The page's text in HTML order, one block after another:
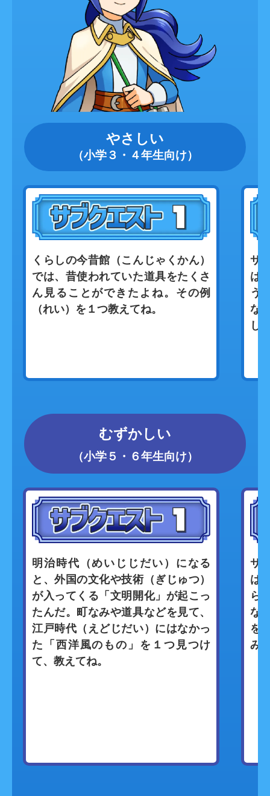
やさしい
（小学３・４年生向け）
くらしの今昔館（こんじゃくかん）
では、昔使われていた道具をたくさ
ん見ることができたよね。その例
（れい）を１つ教えてね。
サ
は
う
な
し
むずかしい
（小学５・６年生向け）
明治時代（めいじじだい）になる
と、外国の文化や技術（ぎじゅつ）
が入ってくる「文明開化」が起こっ
たんだ。町なみや道具などを見て、
江戸時代（えどじだい）にはなかっ
た「西洋風のもの」を１つ見つけ
て、教えてね。
サ
は
ら
な
を
み